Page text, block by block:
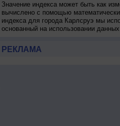
Значение индекса может быть как
вычислено с помощью
индекса для города Карлсруэ мы
основанный на использовании
РЕКЛАМА